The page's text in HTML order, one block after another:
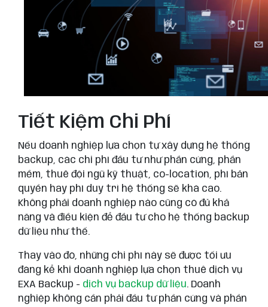
Tiết Kiệm Chi Phí
Nếu doanh nghiệp lựa chọn tự xây dựng hệ thống
backup, các chi phí đầu tư như phần cứng, phần
mềm, thuê đội ngũ kỹ thuật, co-location, phí bản
quyền hay phí duy trì hệ thống sẽ khá cao.
Không phải doanh nghiệp nào cũng có đủ khả
năng và điều kiện để đầu tư cho hệ thống backup
dữ liệu như thế.
Thay vào đó, những chi phí này sẽ được tối ưu
đáng kể khi doanh nghiệp lựa chọn thuê dịch vụ
EXA Backup - dịch vụ backup dữ liệu. Doanh
nghiệp không cần phải đầu tư phần cứng và phần